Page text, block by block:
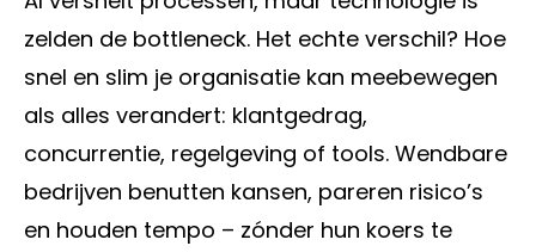
zelden de bottleneck. Het echte verschil? Hoe
snel en slim je organisatie kan meebewegen
als alles verandert: klantgedrag,
concurrentie, regelgeving of tools. Wendbare
bedrijven benutten kansen, pareren risico’s
en houden tempo – zónder hun koers te